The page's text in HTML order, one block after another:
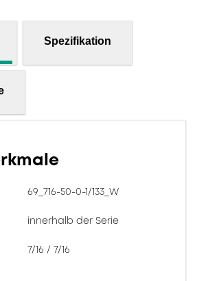
Spezifikation
69_716-50-0-1/133_W
innerhalb der Serie
7/16 / 7/16